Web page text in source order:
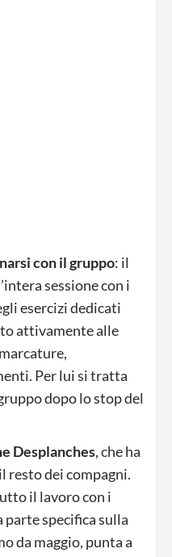
con il gruppo: il
sessione con i
esercizi dedicati
attivamente alle
Per lui si tratta
dopo lo stop del
Desplanches, che ha
resto dei compagni.
il lavoro con i
parte specifica sulla
da maggio, punta a